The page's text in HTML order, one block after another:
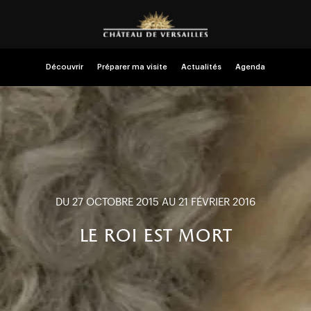
Découvrir Préparer ma visite Actualités Agenda
DU 27 OCTOBRE 2015 AU 21 FÉVRIER 2016
le roi est mort